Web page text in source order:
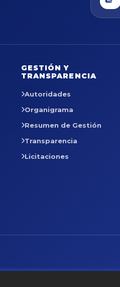
GESTIÓN Y
TRANSPARENCIA
Autoridades
Organigrama
Resumen de Gestión
Transparencia
Licitaciones